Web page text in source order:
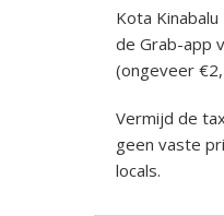
Kota
de Grab-app
(ongeveer
Vermijd de
geen vaste
locals.